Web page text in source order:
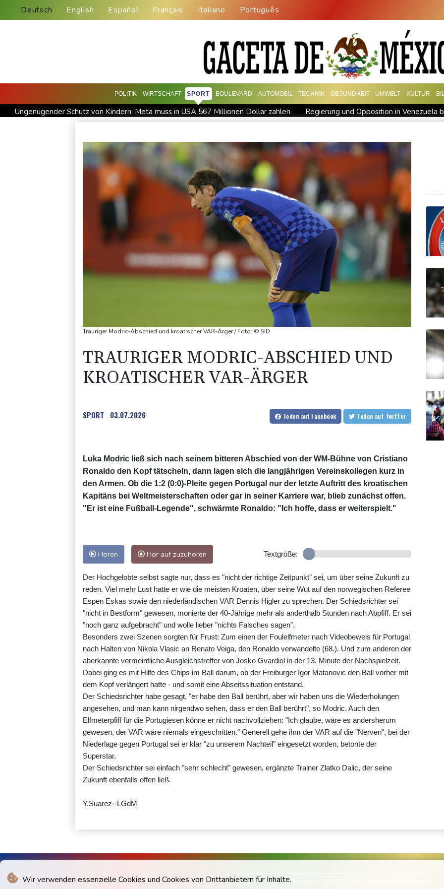
Wir verwenden essenzielle Cookies und Cookies von Drittanbietern für Inhalte.
Deutsch English Español Français Italiano Português
POLITIK WIRTSCHAFT SPORT BOULEVARD AUTOMOBIL TECHNIK GESUNDHEIT UMWELT KULTUR
Ungenügender Schutz von Kindern: Meta muss in USA 567 Millionen Dollar zahlen
Regierung und Opposition in Venezuela
Trump unternimmt neuen Vorstoß im Streit um US-Staatsbürgerschaft
Erdogan reist zu Dreier-Gipfel mit Pakistan nach
58 Soldaten im Jemen bei Huthi-Angriffen getötet - Regierung kündigt Vergeltung an
UEFA hält an FIFA-Boykott fest -
Jemen: 38 Soldaten bei Huthi-Angriffen getötet - Regierung kündigt Vergeltung an
Mindestens zwei Tote bei
Trauriger Modric-Abschied und kroatischer VAR-Ärger / Foto: © SID
TRAURIGER MODRIC-ABSCHIED UND
KROATISCHER VAR-ÄRGER
SPORT 03.07.2026 Teilen auf Facebook Teilen auf Twitter
Luka Modric ließ sich nach seinem bitteren Abschied von der WM-Bühne von Cristiano
Ronaldo den Kopf tätscheln, dann lagen sich die langjährigen Vereinskollegen kurz in
den Armen. Ob die 1:2 (0:0)-Pleite gegen Portugal nur der letzte Auftritt des kroatischen
Kapitäns bei Weltmeisterschaften oder gar in seiner Karriere war, blieb zunächst offen.
"Er ist eine Fußball-Legende", schwärmte Ronaldo: "Ich hoffe, dass er weiterspielt."
Hören Hör auf zuzuhören Textgröße:
Der Hochgelobte selbst sagte nur, dass es "nicht der richtige Zeitpunkt" sei, um über seine Zukunft zu
reden. Viel mehr Lust hatte er wie die meisten Kroaten, über seine Wut auf den norwegischen Referee
Espen Eskas sowie den niederländischen VAR Dennis Higler zu sprechen. Der Schiedsrichter sei
"nicht in Bestform" gewesen, monierte der 40-Jährige mehr als anderthalb Stunden nach Abpfiff. Er sei
"noch ganz aufgebracht" und wolle lieber "nichts Falsches sagen".
Besonders zwei Szenen sorgten für Frust: Zum einen der Foulelfmeter nach Videobeweis für Portugal
nach Halten von Nikola Vlasic an Renato Veiga, den Ronaldo verwandelte (68.). Und zum anderen der
aberkannte vermeintliche Ausgleichstreffer von Josko Gvardiol in der 13. Minute der Nachspielzeit.
Dabei ging es mit Hilfe des Chips im Ball darum, ob der Freiburger Igor Matanovic den Ball vorher mit
dem Kopf verlängert hatte - und somit eine Abseitssituation entstand.
Der Schiedsrichter habe gesagt, "er habe den Ball berührt, aber wir haben uns die Wiederholungen
angesehen, und man kann nirgendwo sehen, dass er den Ball berührt", so Modric. Auch den
Elfmeterpfiff für die Portugiesen könne er nicht nachvollziehen: "Ich glaube, wäre es andersherum
gewesen, der VAR wäre niemals eingeschritten." Generell gehe ihm der VAR auf die "Nerven", bei der
Niederlage gegen Portugal sei er klar "zu unserem Nachteil" eingesetzt worden, betonte der
Superstar.
Der Schiedsrichter sei einfach "sehr schlecht" gewesen, ergänzte Trainer Zlatko Dalic, der seine
Zukunft ebenfalls offen ließ.
Y.Suarez--LGdM
© La Gaceta De Mexico - 2026 - Alle Rechte vorbehalten